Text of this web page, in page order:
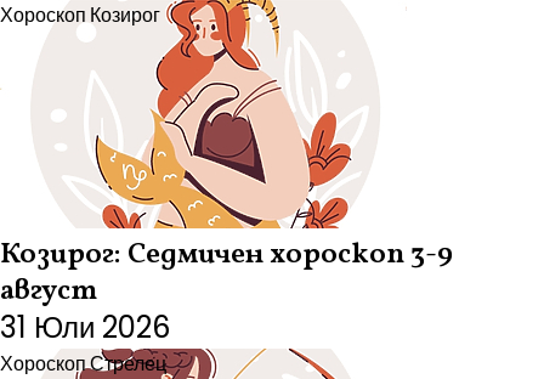
Хороскоп Козирог
Козирог: Седмичен хороскоп 3-9
август
31 Юли 2026
ХороскопСтрелец